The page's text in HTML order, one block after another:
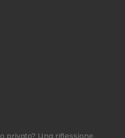
privato? Una riflessione